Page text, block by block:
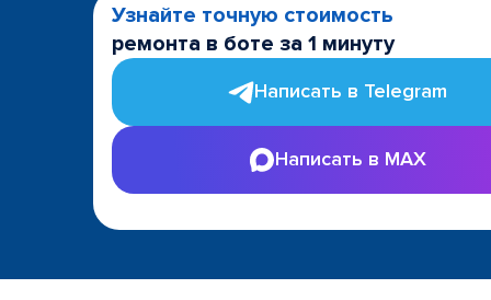
Узнайте точную стоимость
ремонта в боте за 1 минуту
Написать в Telegram
Написать в MAX